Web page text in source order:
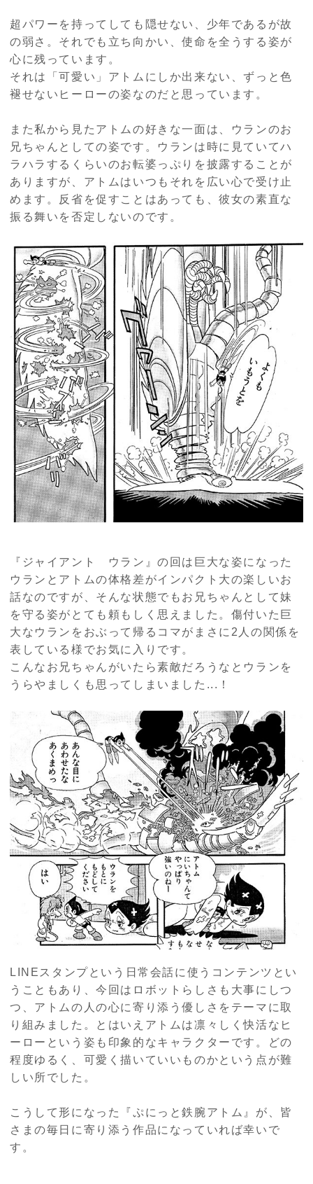
超パワーを持ってしても隠せない、少年であるが故
の弱さ。それでも立ち向かい、使命を全うする姿が
心に残っています。
それは「可愛い」アトムにしか出来ない、ずっと色
褪せないヒーローの姿なのだと思っています。
また私から見たアトムの好きな一面は、ウランのお
兄ちゃんとしての姿です。ウランは時に見ていてハ
ラハラするくらいのお転婆っぷりを披露することが
ありますが、アトムはいつもそれを広い心で受け止
めます。反省を促すことはあっても、彼女の素直な
振る舞いを否定しないのです。
『ジャイアント ウラン』の回は巨大な姿になった
ウランとアトムの体格差がインパクト大の楽しいお
話なのですが、そんな状態でもお兄ちゃんとして妹
を守る姿がとても頼もしく思えました。傷付いた巨
大なウランをおぶって帰るコマがまさに2人の関係を
表している様でお気に入りです。
こんなお兄ちゃんがいたら素敵だろうなとウランを
うらやましくも思ってしまいました...！
LINEスタンプという日常会話に使うコンテンツとい
うこともあり、今回はロボットらしさも大事にしつ
つ、アトムの人の心に寄り添う優しさをテーマに取
り組みました。とはいえアトムは凛々しく快活なヒ
ーローという姿も印象的なキャラクターです。どの
程度ゆるく、可愛く描いていいものかという点が難
しい所でした。
こうして形になった『ぷにっと鉄腕アトム』が、皆
さまの毎日に寄り添う作品になっていれば幸いで
す。